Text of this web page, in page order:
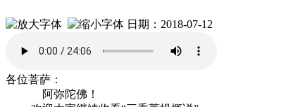
日期：2018-07-12
各位菩萨：
阿弥陀佛！